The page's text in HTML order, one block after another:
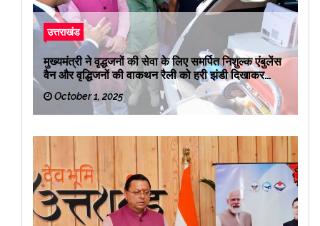
उत्तराखंड
मुख्यमंत्री ने वृद्धजनों की सेवा के लिए समर्पित निशुल्क एंबुलेंस
वैन और वृद्धिजनों की वाकथन रैली को हरी झंडी दिखाकर
रवाना किया
October 1, 2025